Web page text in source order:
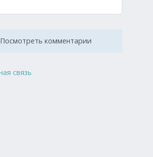
Посмотреть комментарии